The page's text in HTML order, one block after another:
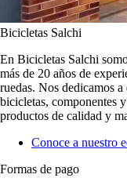
Bicicletas Salchi
En Bicicletas Salchi
más de 20 años de
ruedas. Nos dedicamos
bicicletas, componentes
productos de calidad y
Conoce a nuestro
Formas de pago